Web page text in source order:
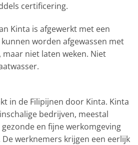
certificering.
Kinta is afgewerkt met een
worden afgewassen met
niet laten weken. Niet
in de Filipijnen door Kinta. Kinta
bedrijven, meestal
en fijne werkomgeving
werknemers krijgen een eerlijk